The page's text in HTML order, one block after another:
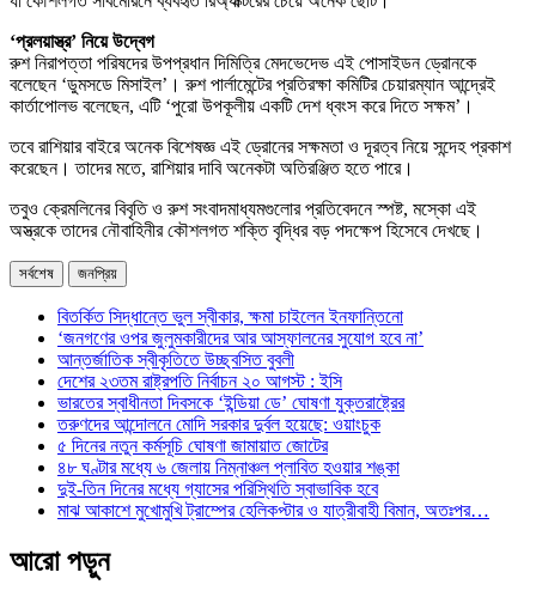
‘প্রলয়াস্ত্র’ নিয়ে উদ্বেগ
রুশ নিরাপত্তা পরিষদের উপপ্রধান দিমিত্রি মেদভেদেভ এই পোসাইডন ড্রোনকে
বলেছেন ‘ডুমসডে মিসাইল’। রুশ পার্লামেন্টের প্রতিরক্ষা কমিটির চেয়ারম্যান আন্দ্রেই
কার্তাপোলভ বলেছেন, এটি ‘পুরো উপকূলীয় একটি দেশ ধ্বংস করে দিতে সক্ষম’।
তবে রাশিয়ার বাইরে অনেক বিশেষজ্ঞ এই ড্রোনের সক্ষমতা ও দূরত্ব নিয়ে সন্দেহ প্রকাশ
করেছেন। তাদের মতে, রাশিয়ার দাবি অনেকটা অতিরঞ্জিত হতে পারে।
তবুও ক্রেমলিনের বিবৃতি ও রুশ সংবাদমাধ্যমগুলোর প্রতিবেদনে স্পষ্ট, মস্কো এই
অস্ত্রকে তাদের নৌবাহিনীর কৌশলগত শক্তি বৃদ্ধির বড় পদক্ষেপ হিসেবে দেখছে।
সর্বশেষ জনপ্রিয়
বিতর্কিত সিদ্ধান্তে ভুল স্বীকার, ক্ষমা চাইলেন ইনফান্তিনো
‘জনগণের ওপর জুলুমকারীদের আর আস্ফালনের সুযোগ হবে না’
আন্তর্জাতিক স্বীকৃতিতে উচ্ছ্বসিত বুবলী
দেশের ২৩তম রাষ্ট্রপতি নির্বাচন ২০ আগস্ট : ইসি
ভারতের স্বাধীনতা দিবসকে ‘ইন্ডিয়া ডে’ ঘোষণা যুক্তরাষ্ট্রের
তরুণদের আন্দোলনে মোদি সরকার দুর্বল হয়েছে: ওয়াংচুক
৫ দিনের নতুন কর্মসূচি ঘোষণা জামায়াত জোটের
৪৮ ঘণ্টার মধ্যে ৬ জেলায় নিম্নাঞ্চল প্লাবিত হওয়ার শঙ্কা
দুই-তিন দিনের মধ্যে গ্যাসের পরিস্থিতি স্বাভাবিক হবে
মাঝ আকাশে মুখোমুখি ট্রাম্পের হেলিকপ্টার ও যাত্রীবাহী বিমান, অতঃপর…
আরো পড়ুন